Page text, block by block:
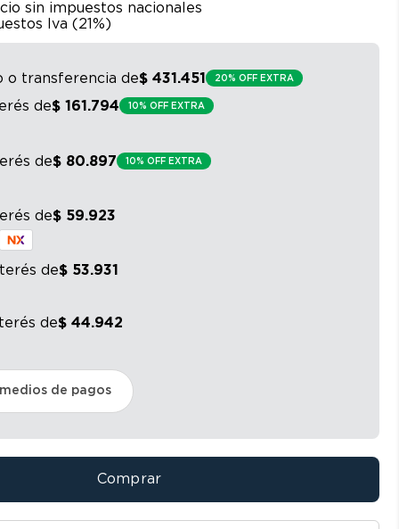
sin impuestos nacionales
Iva (21%)
o transferencia de$ 431 .451 20% OFF EXTRA
de$ 161 .794 10% OFF EXTRA
de$ 80.897 10% OFF EXTRA
de$ 59.923
de$ 53.931
de$ 44.942
de pagos
Comprar